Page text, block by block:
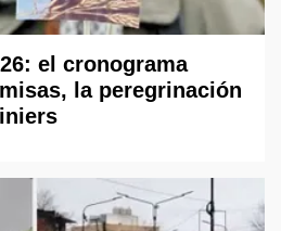
el cronograma
la peregrinación